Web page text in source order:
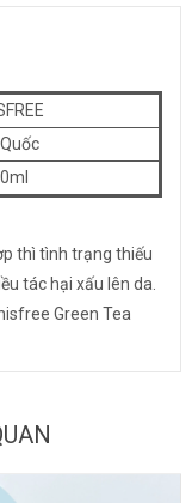
thì tình trạng thiếu
tác hại xấu lên da.
Green Tea